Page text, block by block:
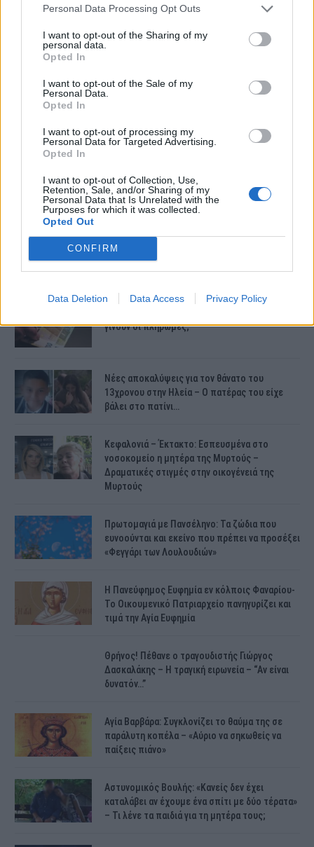
Personal Data Processing Opt Outs
I want to opt-out of the Sharing of my
personal data.
Opted In
I want to opt-out of the Sale of my
Personal Data.
Opted In
I want to opt-out of processing my
Personal Data for Targeted Advertising.
Opted In
I want to opt-out of Collection, Use,
Retention, Sale, and/or Sharing of my
Personal Data that Is Unrelated with the
Purposes for which it was collected.
Opted Out
CONFIRM
Data Deletion Data Access Privacy Policy
τέλεια”, αλλά είχα τα ίδια, πολύ
δύσκολη εγκυμοσύνη», είπε
χαρακτηριστικά
Δείτε το βίντεο με την αποκάλυψη
της Καλομοίρας:
ΤΕΛΕΥΤΑΙΕΣ ΕΙΔΗΣΕΙΣ
γίνουν οι πληρωμές;
Νέες αποκαλύψεις για τον θάνατο του
13χρονου στην Ηλεία – Ο πατέρας του είχε
βάλει στο πατίνι…
Κεφαλονιά – Έκτακτο: Εσπευσμένα στο
νοσοκομείο η μητέρα της Μυρτούς –
Δραματικές στιγμές στην οικογένειά της
Μυρτούς
Πρωτομαγιά με Πανσέληνο: Τα ζώδια που
ευνοούνται και εκείνο που πρέπει να προσέξει
«Φεγγάρι των Λουλουδιών»
H Πανεύφημος Ευφημία εν κόλποις Φαναρίου-
Το Οικουμενικό Πατριαρχείο πανηγυρίζει και
τιμά την Αγία Ευφημία
Θρήνος! Πέθανε ο τραγουδιστής Γιώργος
Δασκαλάκης – Η τραγική ειρωνεία – “Αν είναι
δυνατόν…”
Αγία Βαρβάρα: Συγκλονίζει το θαύμα της σε
παράλυτη κοπέλα – «Αύριο να σηκωθείς να
παίξεις πιάνο»
Αστυνομικός Bουλής: «Κανείς δεν έχει
καταλάβει αν έχουμε ένα σπίτι με δύο τέρατα»
– Τι λένε τα παιδιά για τη μητέρα τους;